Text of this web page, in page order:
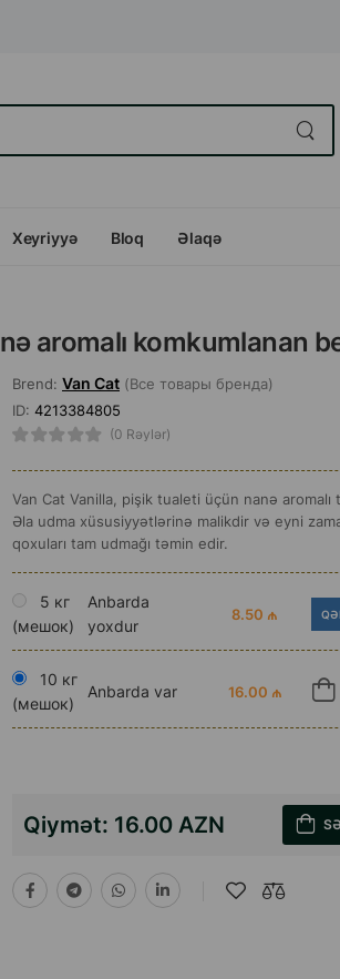
Xeyriyyə Bloq Əlaqə
aromalı komkumlanan
Brend: Van Cat (Все товары бренда)
ID: 4213384805
(0 Rəylər)
Van Cat Vanilla, pişik tualeti üçün nanə
Əla udma xüsusiyyətlərinə malikdir və eyni
qoxuları tam udmağı təmin edir.
5 кг
(мешок)
Anbarda
yoxdur
8.50 ₼
10 кг
(мешок)
Anbarda var 16.00 ₼
Qiymət: 16.00 AZN